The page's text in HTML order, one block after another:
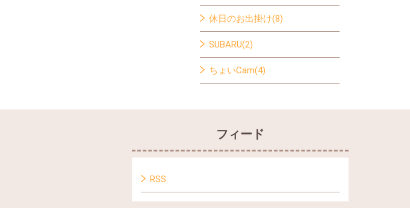
休日のお出掛け(8)
SUBARU(2)
ちょいCam(4)
フィード
RSS